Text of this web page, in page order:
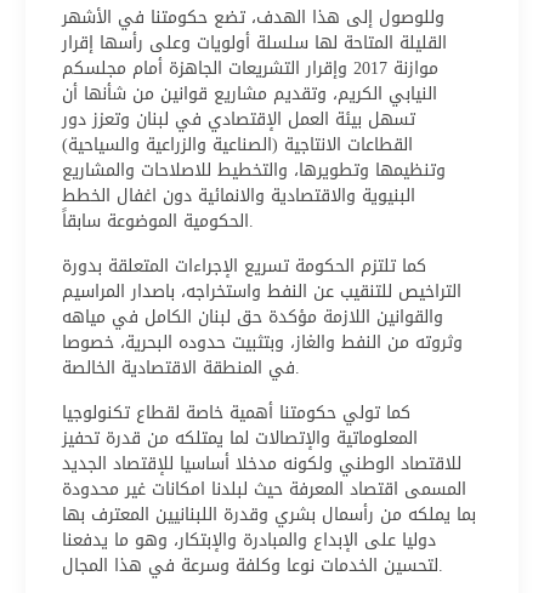
وللوصول إلى هذا الهدف، تضع حكومتنا في الأشهر
القليلة المتاحة لها سلسلة أولويات وعلى رأسها إقرار
موازنة 2017 وإقرار التشريعات الجاهزة أمام مجلسكم
النيابي الكريم، وتقديم مشاريع قوانين من شأنها أن
تسهل بيئة العمل الإقتصادي في لبنان وتعزز دور
القطاعات الانتاجية (الصناعية والزراعية والسياحية)
وتنظيمها وتطويرها، والتخطيط للاصلاحات والمشاريع
البنيوية والاقتصادية والانمائية دون اغفال الخطط
الحكومية الموضوعة سابقاً.
كما تلتزم الحكومة تسريع الإجراءات المتعلقة بدورة
التراخيص للتنقيب عن النفط واستخراجه، باصدار المراسيم
والقوانين اللازمة مؤكدة حق لبنان الكامل في مياهه
وثروته من النفط والغاز، وبتثبيت حدوده البحرية، خصوصا
في المنطقة الاقتصادية الخالصة.
كما تولي حكومتنا أهمية خاصة لقطاع تكنولوجيا
المعلوماتية والإتصالات لما يمتلكه من قدرة تحفيز
للاقتصاد الوطني ولكونه مدخلا أساسيا للإقتصاد الجديد
المسمى اقتصاد المعرفة حيث لبلدنا امكانات غير محدودة
بما يملكه من رأسمال بشري وقدرة اللبنانيين المعترف بها
دوليا على الإبداع والمبادرة والإبتكار، وهو ما يدفعنا
لتحسين الخدمات نوعا وكلفة وسرعة في هذا المجال.